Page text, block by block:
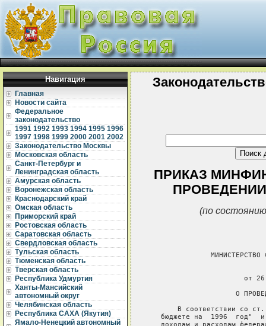
Навигация
Главная
Новости сайта
Федеральное
законодательство
1991 1992 1993 1994 1995 1996
1997 1998 1999 2000 2001 2002
Законодательство Москвы
Московская область
Санкт-Петербург и
Ленинградская область
Амурская область
Воронежская область
Краснодарский край
Омская область
Приморский край
Ростовская область
Саратовская область
Свердловская область
Тульская область
Тюменская область
Тверская область
Республика Удмуртия
Ханты-Мансийский
автономный округ
Челябинская область
Республика САХА (Якутия)
Ямало-Ненецкий автономный
ПРИКАЗ
(по
МИНИСТЕРСТВО
от
О
В соответствии со
бюджете на  1996  год"
доходам и расходам